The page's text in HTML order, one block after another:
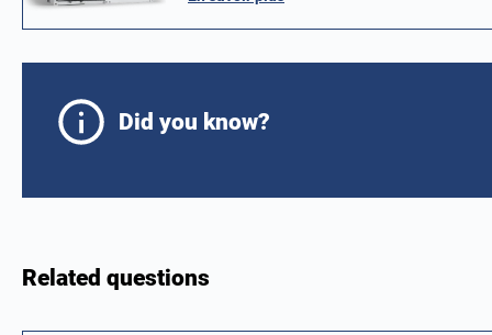
Did you know?
Related questions